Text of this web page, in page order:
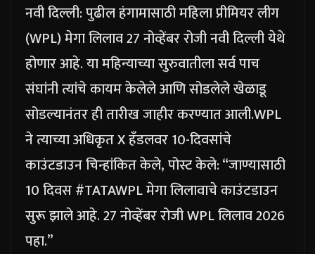
नवी दिल्ली: पुढील हंगामासाठी महिला प्रीमियर लीग
(WPL) मेगा लिलाव 27 नोव्हेंबर रोजी नवी दिल्ली येथे
होणार आहे. या महिन्याच्या सुरुवातीला सर्व पाच
संघांनी त्यांचे कायम केलेले आणि सोडलेले खेळाडू
सोडल्यानंतर ही तारीख जाहीर करण्यात आली.WPL
ने त्याच्या अधिकृत X हँडलवर 10-दिवसांचे
काउंटडाउन चिन्हांकित केले, पोस्ट केले: “जाण्यासाठी
10 दिवस #TATAWPL मेगा लिलावाचे काउंटडाउन
सुरू झाले आहे. 27 नोव्हेंबर रोजी WPL लिलाव 2026
पहा.”